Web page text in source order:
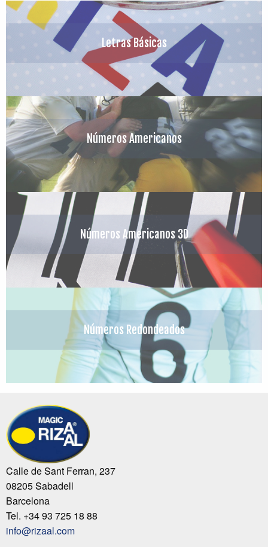
Letras Básicas
Números Americanos
Números Americanos 3D
Números Redondeados
Calle de Sant Ferran, 237
08205 Sabadell
Barcelona
Tel. +34 93 725 18 88
info@rizaal.com